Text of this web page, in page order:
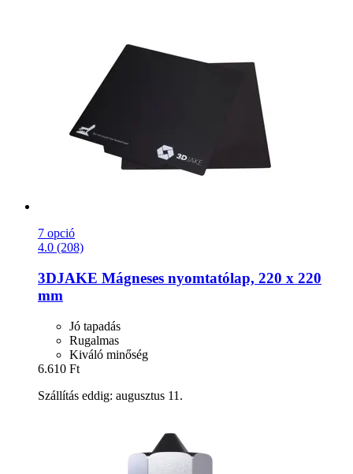
7 opció
4.0 (208)
3DJAKE Mágneses nyomtatólap, 220 x 220
mm
Jó tapadás
Rugalmas
Kiváló minőség
6.610 Ft
Szállítás eddig: augusztus 11.